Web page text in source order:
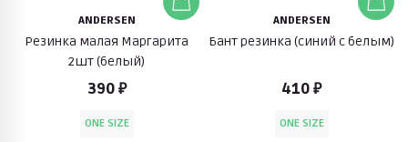
ANDERSEN
Резинка малая Маргарита
2шт (белый)
390 ₽
ONE SIZE
ANDERSEN
Бант резинка (синий с белым)
410 ₽
ONE SIZE